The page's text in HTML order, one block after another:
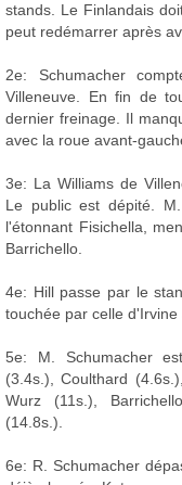
stands. Le Finlandais
peut redémarrer après
2e: Schumacher
Villeneuve. En fin de
dernier freinage. Il
avec la roue avant-
3e: La Williams de
Le public est dépité.
l'étonnant Fisichella,
Barrichello.
4e: Hill passe par le
touchée par celle
5e: M. Schumacher
(3.4s.), Coulthard
Wurz (11s.),
(14.8s.).
6e: R. Schumacher